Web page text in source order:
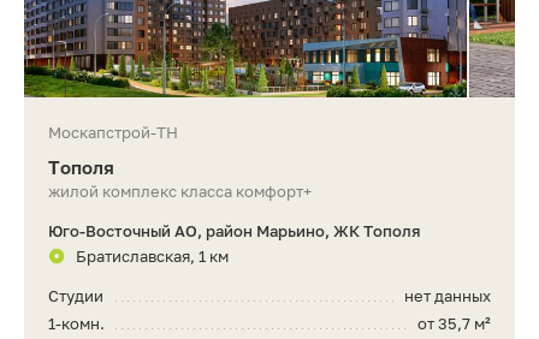
Москапстрой-ТН
Тополя
жилой комплекс класса комфорт+
Юго-Восточный АО, район Марьино, ЖК Тополя
Братиславская, 1 км
нет данных
Студии
от 35,7 м²
1-комн.